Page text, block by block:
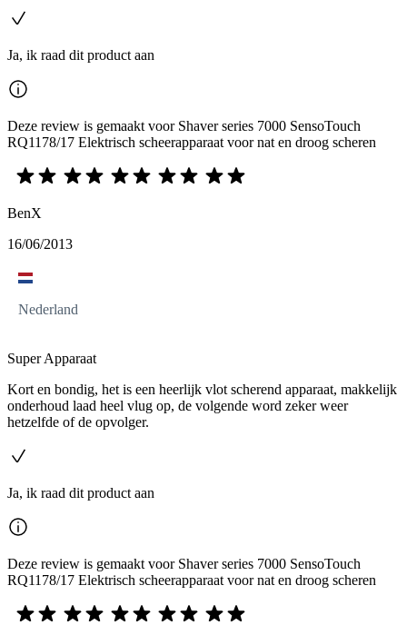
Ja, ik raad dit product aan
Deze review is gemaakt voor Shaver series 7000 SensoTouch
RQ1178/17 Elektrisch scheerapparaat voor nat en droog scheren
BenX
16/06/2013
Nederland
Super Apparaat
Kort en bondig, het is een heerlijk vlot scherend apparaat, makkelijk
onderhoud laad heel vlug op, de volgende word zeker weer
hetzelfde of de opvolger.
Ja, ik raad dit product aan
Deze review is gemaakt voor Shaver series 7000 SensoTouch
RQ1178/17 Elektrisch scheerapparaat voor nat en droog scheren